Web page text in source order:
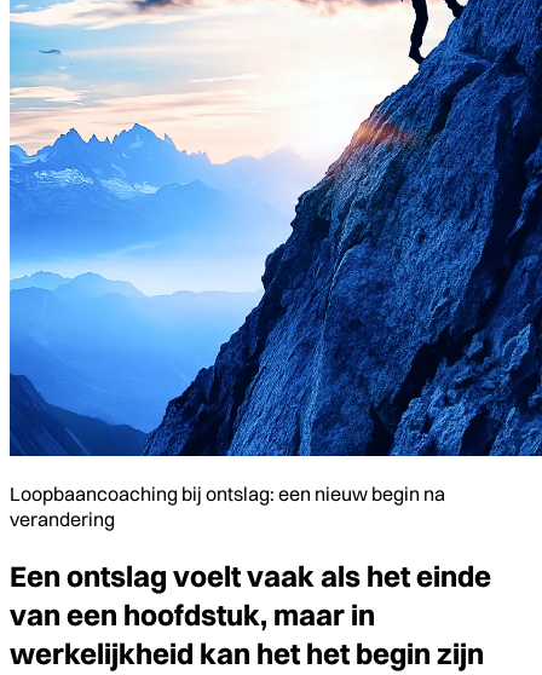
Loopbaancoaching bij ontslag: een nieuw begin na
verandering
Een ontslag voelt vaak als het einde
van een hoofdstuk, maar in
werkelijkheid kan het het begin zijn